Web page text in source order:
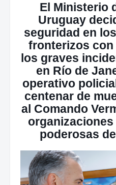
El Ministerio
Uruguay
seguridad en
fronterizos
los graves
en Río de
operativo
centenar de
al Comando
poderosas